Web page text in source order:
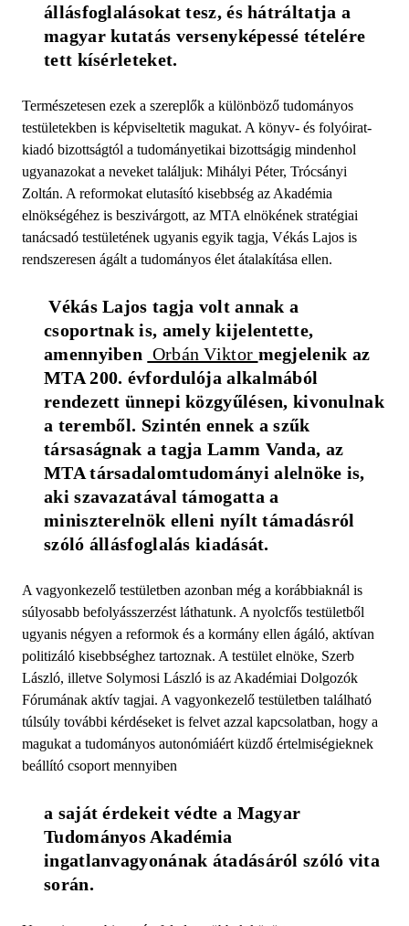
állásfoglalásokat tesz, és hátráltatja a
magyar kutatás versenyképessé tételére
tett kísérleteket.
Természetesen ezek a szereplők a különböző tudományos
testületekben is képviseltetik magukat. A könyv- és folyóirat-
kiadó bizottságtól a tudományetikai bizottságig mindenhol
ugyanazokat a neveket találjuk: Mihályi Péter, Trócsányi
Zoltán. A reformokat elutasító kisebbség az Akadémia
elnökségéhez is beszivárgott, az MTA elnökének stratégiai
tanácsadó testületének ugyanis egyik tagja, Vékás Lajos is
rendszeresen ágált a tudományos élet átalakítása ellen.
Vékás Lajos tagja volt annak a
csoportnak is, amely kijelentette,
amennyiben Orbán Viktor megjelenik az
MTA 200. évfordulója alkalmából
rendezett ünnepi közgyűlésen, kivonulnak
a teremből. Szintén ennek a szűk
társaságnak a tagja Lamm Vanda, az
MTA társadalomtudományi alelnöke is,
aki szavazatával támogatta a
miniszterelnök elleni nyílt támadásról
szóló állásfoglalás kiadását.
A vagyonkezelő testületben azonban még a korábbiaknál is
súlyosabb befolyásszerzést láthatunk. A nyolcfős testületből
ugyanis négyen a reformok és a kormány ellen ágáló, aktívan
politizáló kisebbséghez tartoznak. A testület elnöke, Szerb
László, illetve Solymosi László is az Akadémiai Dolgozók
Fórumának aktív tagjai. A vagyonkezelő testületben található
túlsúly további kérdéseket is felvet azzal kapcsolatban, hogy a
magukat a tudományos autonómiáért küzdő értelmiségieknek
beállító csoport mennyiben
a saját érdekeit védte a Magyar
Tudományos Akadémia
ingatlanvagyonának átadásáról szóló vita
során.